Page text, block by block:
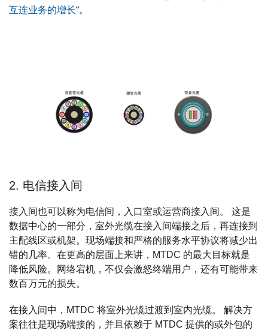
互连业务的增长“。
2. 电信接入间
接入间也可以称为电信间，入口室或运营商接入间。 这是
数据中心的一部分，室外光缆在接入间端接之后，再连接到
主配线区或机架。现场端接和严格的服务水平协议将减少出
错的几率。在更高的层面上来讲，MTDC 的最大目标就是
降低风险。网络宕机，不仅会激怒终端用户，还有可能带来
数百万元的损失。
在接入间中，MTDC 将室外光缆过渡到室内光缆。 解决方
案往往是现场端接的，并且依赖于 MTDC 提供的或外包的